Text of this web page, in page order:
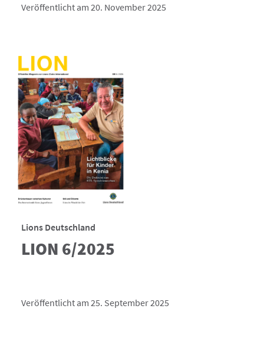
Veröffentlicht am 20. November 2025
Lions Deutschland
LION 6/2025
Veröffentlicht am 25. September 2025